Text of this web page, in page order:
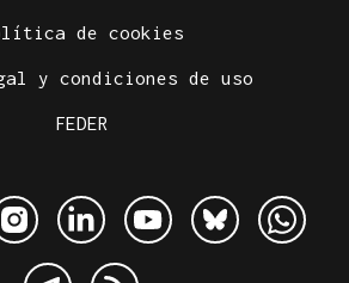
de cookies
y condiciones de uso
FEDER